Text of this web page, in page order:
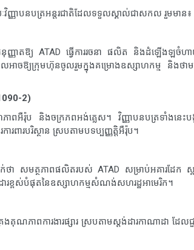
វិញ្ញាបនបត្រអន្តរជាតិដែលទទួលស្គាល់ជាសកល រួមមាន៖
នុញ្ញាតឱ្យ ATAD ធ្វើការរចនា ផលិត និងដំឡើងឡចំ
ាចឱ្យក្រុមហ៊ុនចូលរួមក្នុងគម្រោងឧស្សាហកម្ម និងថា
2)
ាពអឺរ៉ុប និងចក្រភពអង់គ្លេស។ វិញ្ញាបនបត្រទាំងនេ
ពារបរិស្ថាន ស្របតាមបទប្បញ្ញត្តិអឺរ៉ុប។
ថា សមត្ថភាពផលិតរបស់ ATAD សម្រាប់អគារដែក ស្
ារខ្ពស់បំផុតនៃឧស្សាហកម្មសំណង់សហរដ្ឋអាមេរិក។
ងគុណភាពការងារផ្សារ ស្របតាមស្តង់ដារកាណាដា ដែ